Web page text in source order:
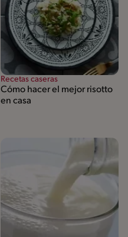
Recetas caseras
Cómo hacer el mejor risotto
en casa